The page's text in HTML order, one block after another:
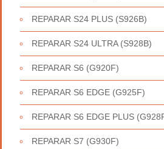
REPARAR S24 PLUS (S926B)
REPARAR S24 ULTRA (S928B)
REPARAR S6 (G920F)
REPARAR S6 EDGE (G925F)
REPARAR S6 EDGE PLUS
REPARAR S7 (G930F)